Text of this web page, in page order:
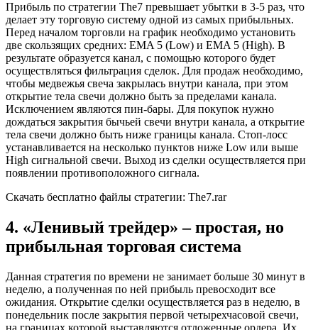
Прибыль по стратегии The7 превышает убытки в 3-5 раз, что
делает эту торговую систему одной из самых прибыльных.
Перед началом торговли на график необходимо установить
две скользящих средних: EMA 5 (Low) и EMA 5 (High). В
результате образуется канал, с помощью которого будет
осуществляться фильтрация сделок. Для продаж необходимо,
чтобы медвежья свеча закрылась внутри канала, при этом
открытие тела свечи должно быть за пределами канала.
Исключением являются пин-бары. Для покупок нужно
дождаться закрытия бычьей свечи внутри канала, а открытие
тела свечи должно быть ниже границы канала. Стоп-лосс
устанавливается на несколько пунктов ниже Low или выше
High сигнальной свечи. Выход из сделки осуществляется при
появлении противоположного сигнала.
Скачать бесплатно файлы стратегии: The7.rar
4. «Ленивый трейдер» – простая, но
прибыльная торговая система
Данная стратегия по времени не занимает больше 30 минут в
неделю, а полученная по ней прибыль превосходит все
ожидания. Открытие сделки осуществляется раз в неделю, в
понедельник после закрытия первой четырехчасовой свечи,
на границах которой выставляются отложенные ордера. Их